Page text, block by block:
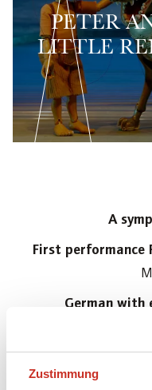
Zustimmung
PETER
LITTLE
A
First performance
German with